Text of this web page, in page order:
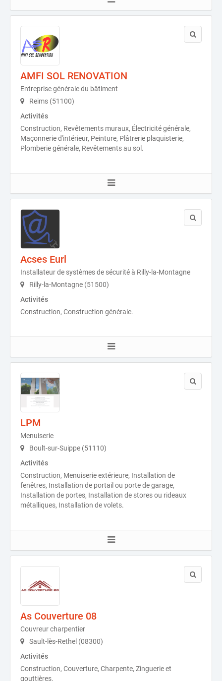
AMFI SOL RENOVATION
Entreprise générale du bâtiment
Reims (51100)
Activités
Construction, Revêtements muraux, Électricité générale,
Maçonnerie d'intérieur, Peinture, Plâtrerie plaquisterie,
Plomberie générale, Revêtements au sol.
Acses Eurl
Installateur de systèmes de sécurité à Rilly-la-Montagne
Rilly-la-Montagne (51500)
Activités
Construction, Construction générale.
LPM
Menuiserie
Boult-sur-Suippe (51110)
Activités
Construction, Menuiserie extérieure, Installation de
fenêtres, Installation de portail ou porte de garage,
Installation de portes, Installation de stores ou rideaux
métalliques, Installation de volets.
As Couverture 08
Couvreur charpentier
Sault-lès-Rethel (08300)
Activités
Construction, Couverture, Charpente, Zinguerie et
gouttières.